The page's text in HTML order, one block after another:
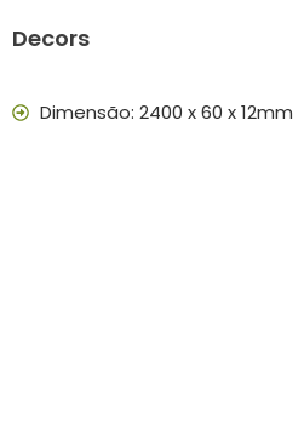
Decors
Dimensão: 2400 x 60 x 12mm